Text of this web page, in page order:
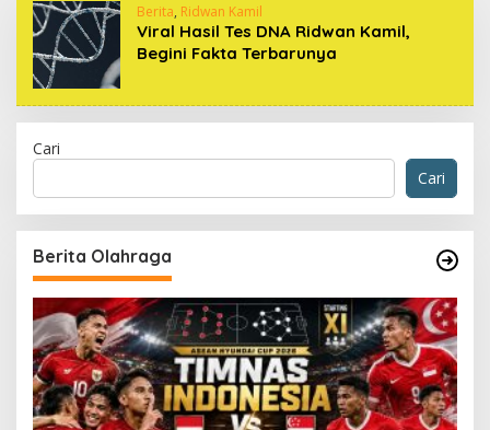
Berita, Ridwan Kamil
Viral Hasil Tes DNA Ridwan Kamil,
Begini Fakta Terbarunya
Cari
Cari
Berita Olahraga